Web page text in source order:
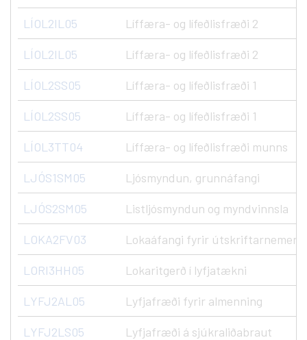
LÍOL2IL05 Líffæra- og lífeðlisfræði 2
LÍOL2IL05 Líffæra- og lífeðlisfræði 2
LÍOL2SS05 Líffæra- og lífeðlisfræði 1
LÍOL2SS05 Líffæra- og lífeðlisfræði 1
LÍOL3TT04 Líffæra- og lífeðlisfræði munns
LJÓS1SM05 Ljósmyndun, grunnáfangi
LJÓS2SM05 Listljósmyndun og myndvinnsla
LOKA2FV03 Lokaáfangi fyrir
LORI3HH05 Lokaritgerð í lyfjatækni
LYFJ2AL05 Lyfjafræði fyrir almenning
LYFJ2LS05 Lyfjafræði á sjúkraliðabraut